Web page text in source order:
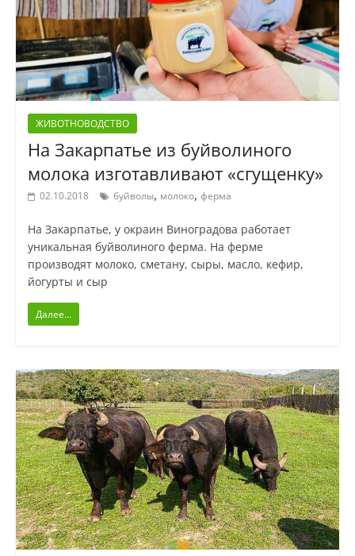
ЖИВОТНОВОДСТВО
На Закарпатье из буйволиного
молока изготавливают «сгущенку»
02.10.2018 буйволы, молоко, ферма
На Закарпатье, у окраин Виноградова работает
уникальная буйволиного ферма. На ферме
производят молоко, сметану, сыры, масло, кефир,
йогурты и сыр
Далее...